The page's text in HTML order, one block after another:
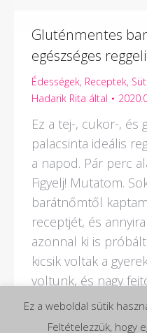
Gluténmentes
egészséges reggeli
Édességek, Receptek,
Hadarik Rita által
Ez a tej-, cukor-,
palacsinta ideális
a napod. Pár perc
Figyelj! Mutatom.
barátnőmtől
receptjét, és
azonnal ki is
kicsik voltak a
voltunk, és nagy
kitalálása.…
Ez a weboldal sütik
Feltételezzük, hogy